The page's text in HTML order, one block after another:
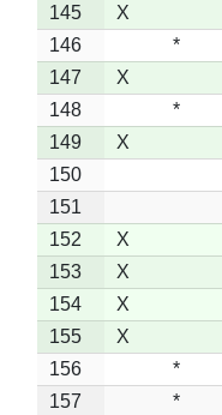
145
X
146
*
147
X
148
*
149
X
150
151
152
X
153
X
154
X
155
X
156
*
157
*